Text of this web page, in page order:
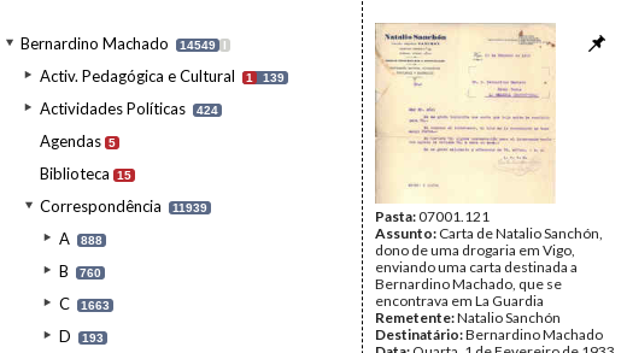
Bernardino Machado 14549 I
Activ. Pedagógica e Cultural 1 139
Actividades Políticas 424
Agendas 5
Biblioteca 15
Correspondência 11939
A 888
B 760
C 1663
D 193
Pasta:07001.121
Assunto: Carta de Natalio Sanchón,
dono de uma drogaria em Vigo,
enviando uma carta destinada a
Bernardino Machado, que se
encontrava em La Guardia
Remetente:Natalio Sanchón
Destinatário:Bernardino Machado